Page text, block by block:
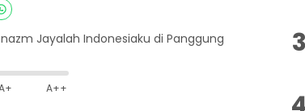
Jayalah Indonesiaku di Panggung
A++